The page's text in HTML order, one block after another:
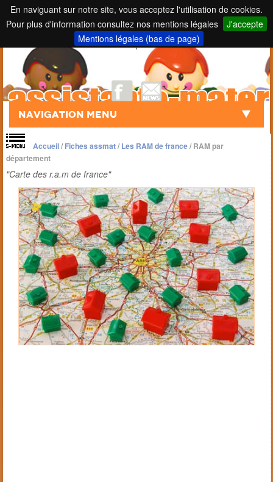
En naviguant sur notre site, vous acceptez l'utilisation de cookies.
Pour plus d'information consultez nos mentions légales
J'accepte
Mentions légales (bas de page)
Touch to Search
;
Navigation Menu
Accueil/Fiches assmat/Les RAM de france/RAM par
département
"Carte des r.a.m de france"